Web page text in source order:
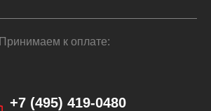
Принимаем к оплате:
+7 (495) 419-0480